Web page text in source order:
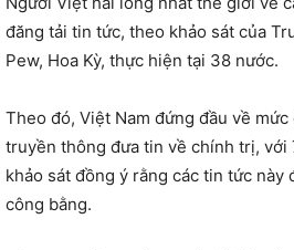
đăng tải tin tức, theo khảo sát của
Pew, Hoa Kỳ, thực hiện tại 38 nước.
Theo đó, Việt Nam đứng đầu về
truyền thông đưa tin về chính trị, với
khảo sát đồng ý rằng các tin tức này
công bằng.